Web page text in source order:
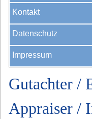
Kontakt
Datenschutz
Impressum
Gutachter /
Appraiser /